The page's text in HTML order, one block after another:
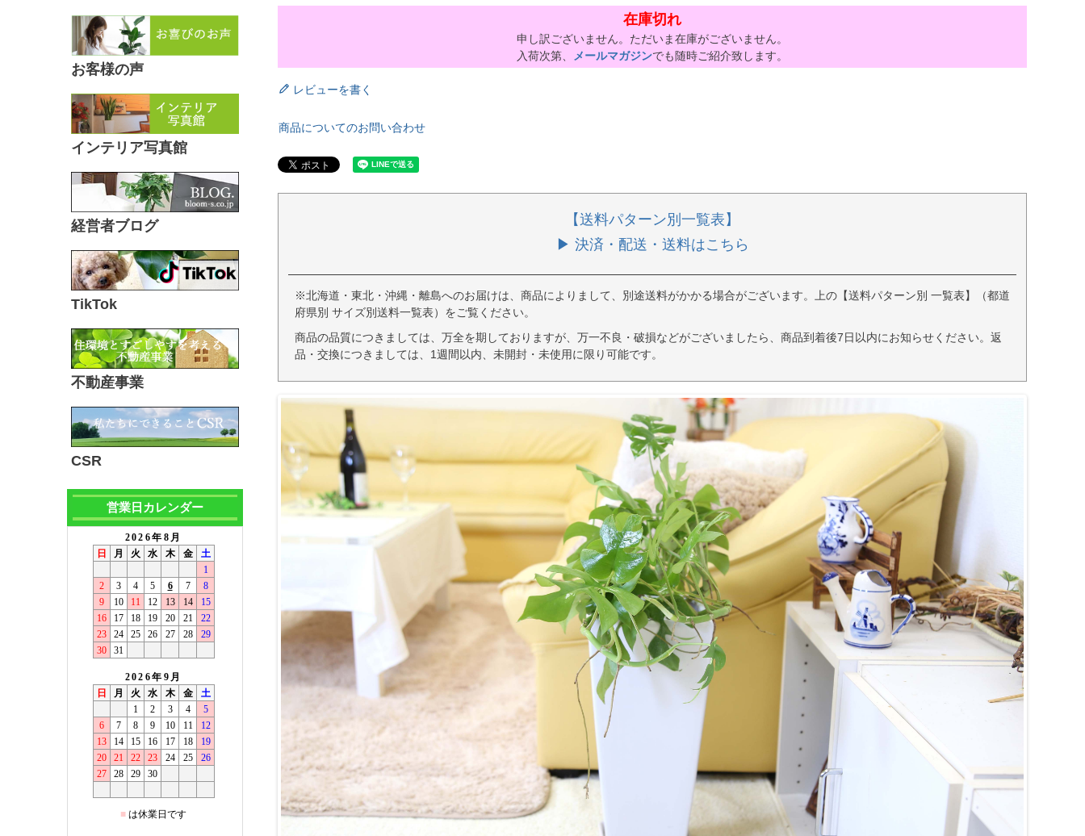
お客様の声
インテリア写真館
経営者ブログ
TikTok
不動産事業
CSR
営業日カレンダー
在庫切れ
申し訳ございません。ただいま在庫がございません。
入荷次第、
メールマガジンでも随時ご紹介致します。
レビューを書く
商品についてのお問い合わせ
【送料パターン別一覧表】
▶ 決済・配送・送料はこちら
※北海道・東北・沖縄・離島へのお届けは、商品によりまして、別途送料がかかる場合がございます。上の【送料パターン別 一覧表】（都道
府県別 サイズ別送料一覧表）をご覧ください。
商品の品質につきましては、万全を期しておりますが、万一不良・破損などがございましたら、商品到着後7日以内にお知らせください。返
品・交換につきましては、1週間以内、未開封・未使用に限り可能です。